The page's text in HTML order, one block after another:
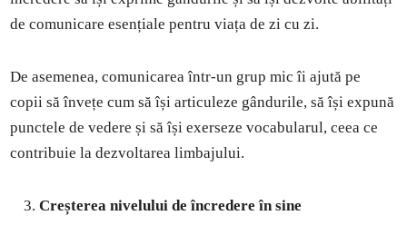
de comunicare esențiale pentru viața de zi cu zi.
De asemenea, comunicarea într-un grup mic îi ajută pe
copii să învețe cum să își articuleze gândurile, să își expună
punctele de vedere și să își exerseze vocabularul, ceea ce
contribuie la dezvoltarea limbajului.
Creșterea nivelului de încredere în sine